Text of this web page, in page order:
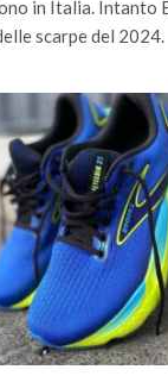
in Italia. Intanto
scarpe del 2024.